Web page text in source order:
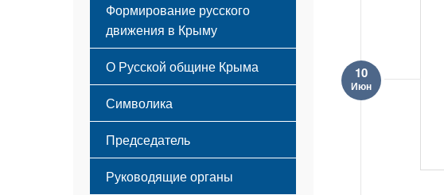
10
Июн
Формирование русского
движения в Крыму
Русский Крым
О Русской общине Крыма
Этапы становления
Принципы деятельности
Структура
Мероприятия
Символика
Флаг
Герб
Гимн
Председатель
Руководящие органы